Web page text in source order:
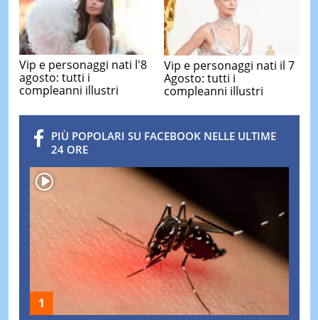
Vip e personaggi nati l'8
agosto: tutti i
compleanni illustri
Vip e personaggi nati il 7
Agosto: tutti i
compleanni illustri
PIÙ POPOLARI SU FACEBOOK NELLE ULTIME
24 ORE